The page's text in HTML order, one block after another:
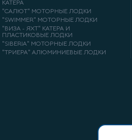
КАТЕРА
"САЛЮТ" МОТОРНЫЕ ЛОДКИ
"SWIMMER" МОТОРНЫЕ ЛОДКИ
"ВИЗА - ЯХТ" КАТЕРА И
ПЛАСТИКОВЫЕ ЛОДКИ
"SIBERIA" МОТОРНЫЕ ЛОДКИ
"ТРИЕРА" АЛЮМИНИЕВЫЕ ЛОДКИ